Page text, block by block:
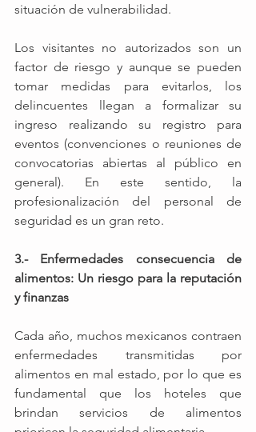
situación de vulnerabilidad.
Los visitantes no autorizados son un
factor de riesgo y aunque se pueden
tomar medidas para evitarlos, los
delincuentes llegan a formalizar su
ingreso realizando su registro para
eventos (convenciones o reuniones de
convocatorias abiertas al público en
general). En este sentido, la
profesionalización del personal de
seguridad es un gran reto.
3.- Enfermedades consecuencia de
alimentos: Un riesgo para la reputación
y finanzas
Cada año, muchos mexicanos contraen
enfermedades transmitidas por
alimentos en mal estado, por lo que es
fundamental que los hoteles que
brindan servicios de alimentos